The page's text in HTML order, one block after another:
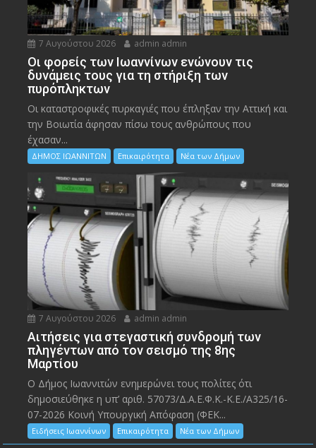
7 Αυγούστου 2026 admin admin
Οι φορείς των Ιωαννίνων ενώνουν τις
δυνάμεις τους για τη στήριξη των
πυρόπληκτων
Οι καταστροφικές πυρκαγιές που έπληξαν την Αττική και
την Bοιωτία άφησαν πίσω τους ανθρώπους που
έχασαν...
ΔΗΜΟΣ ΙΩΑΝΝΙΤΩΝ Επικαιρότητα Νέα των Δήμων
7 Αυγούστου 2026 admin admin
Αιτήσεις για στεγαστική συνδρομή των
πληγέντων από τον σεισμό της 8ης
Μαρτίου
Ο Δήμος Ιωαννιτών ενημερώνει τους πολίτες ότι
δημοσιεύθηκε η υπ’ αριθ. 57073/Δ.Α.Ε.Φ.Κ.-Κ.Ε./Α325/16-
07-2026 Κοινή Υπουργική Απόφαση (ΦΕΚ...
Ειδήσεις Ιωαννίνων Επικαιρότητα Νέα των Δήμων